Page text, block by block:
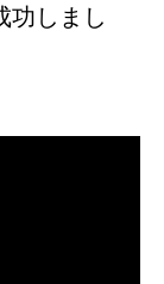
功しまし